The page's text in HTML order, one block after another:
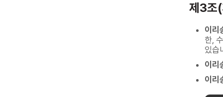
제3조
이리
한,
있습
이리
이리